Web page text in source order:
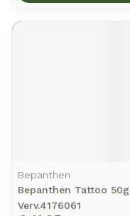
Bepanthen
Bepanthen Tattoo 50g
Verv.4176061